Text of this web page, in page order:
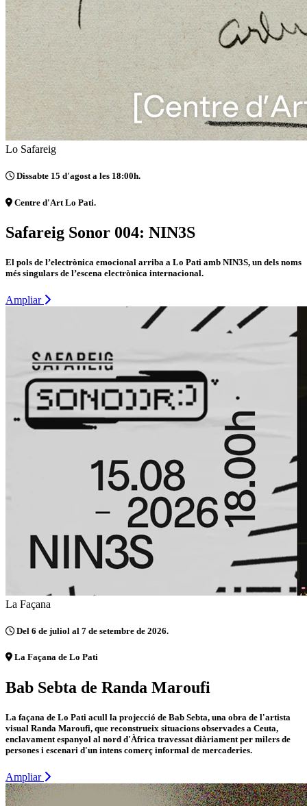
Lo Safareig
Dissabte 15 d'agost a les 18:00h.
Centre d'Art Lo Pati.
Safareig Sonor 004: NIN3S
El pols de l’electrònica emocional arriba a Lo Pati amb NIN3S, un dels noms
més singulars de l’escena electrònica internacional.
Ampliar
La Façana
Del 6 de juliol al 7 de setembre de 2026.
La Façana de Lo Pati
Bab Sebta de Randa Maroufi
La façana de Lo Pati acull la projecció de Bab Sebta, una obra de l'artista
visual Randa Maroufi, que reconstrueix situacions observades a Ceuta,
enclavament espanyol al nord d'Àfrica travessat diàriament per milers de
persones i escenari d'un intens comerç informal de mercaderies.
Ampliar